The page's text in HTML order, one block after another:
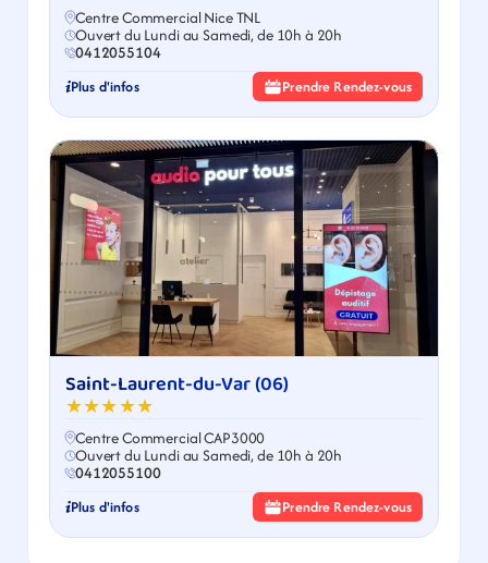
Centre Commercial Nice TNL
Ouvert du Lundi au Samedi, de 10h à 20h
0412055104
Plus d'infos Prendre Rendez-vous
Saint-Laurent-du-Var (06)
★★★★★
Centre Commercial CAP3000
Ouvert du Lundi au Samedi, de 10h à 20h
0412055100
Plus d'infos Prendre Rendez-vous